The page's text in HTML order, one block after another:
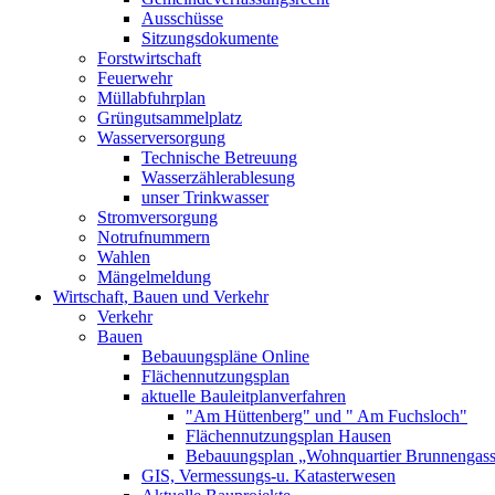
Ausschüsse
Sitzungsdokumente
Forstwirtschaft
Feuerwehr
Müllabfuhrplan
Grüngutsammelplatz
Wasserversorgung
Technische Betreuung
Wasserzählerablesung
unser Trinkwasser
Stromversorgung
Notrufnummern
Wahlen
Mängelmeldung
Wirtschaft, Bauen und Verkehr
Verkehr
Bauen
Bebauungspläne Online
Flächennutzungsplan
aktuelle Bauleitplanverfahren
"Am Hüttenberg" und " Am Fuchsloch"
Flächennutzungsplan Hausen
Bebauungsplan „Wohnquartier
GIS, Vermessungs-u. Katasterwesen